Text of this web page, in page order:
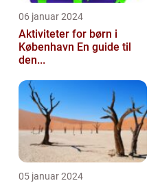
06 januar 2024
Aktiviteter for børn i
København En guide til
den...
05 januar 2024